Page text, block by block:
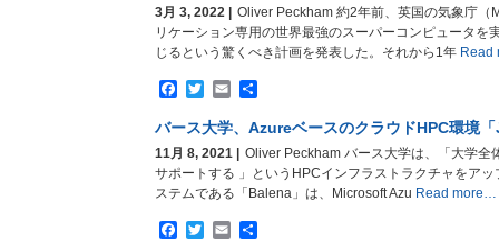
3月 3, 2022 | Oliver Peckham 約2年前、英国の気象庁（
リケーション専用の世界最強のスーパーコンピュータを
じるという驚くべき計画を発表した。それから1年Read
Facebook
TwitterEmail
共
バース大学、AzureベースのクラウドHPC環境
11月 8, 2021 |
Oliver Peckham バース大学は、「大学全
サポートする 」というHPCインフラストラクチャをア
ステムである「Balena」は、Microsoft Azu Read more…
Facebook
TwitterEmail
共